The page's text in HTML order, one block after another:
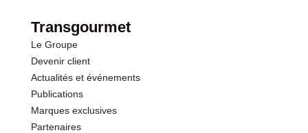
Transgourmet
Le Groupe
Devenir client
Actualités et événements
Publications
Marques exclusives
Partenaires